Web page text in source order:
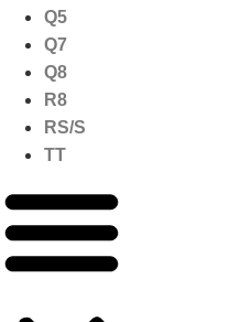
Q5
Q7
Q8
R8
RS/S
TT